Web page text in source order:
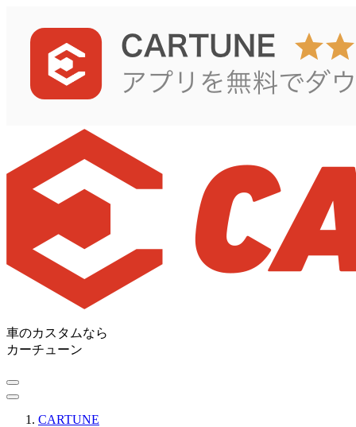
車のカスタムなら
カーチューン
CARTUNE